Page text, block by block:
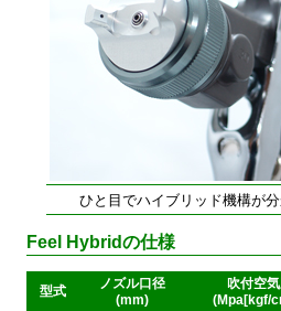
ひと目でハイブリッド機構が
Feel Hybridの仕様
型式
ノズル口径
(mm)
吹付空
(Mpa[kgf/